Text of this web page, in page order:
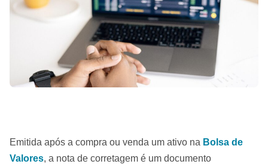
Emitida após a compra ou venda um ativo na Bolsa de
Valores, a nota de corretagem é um documento